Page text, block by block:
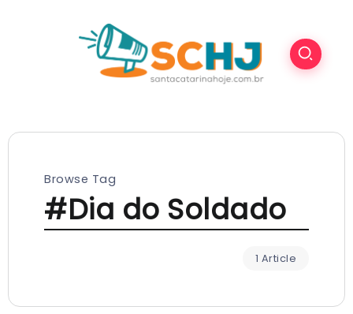
Browse Tag
#Dia do Soldado
1 Article